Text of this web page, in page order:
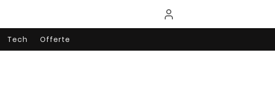
Tech Offerte